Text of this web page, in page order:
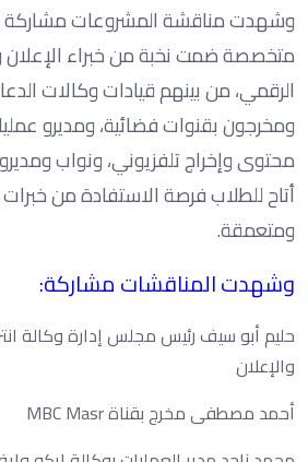
وشهدت مناقشة المشروعات مشاركة
متخصصة ضمت نخبة من خبراء الإعلان
الرقمي، من بينهم قيادات وكالات
ومخرجون بقنوات فضائية، ومديرو
محتوى وإخراج تلفزيوني، ونواب
أتاح للطلاب فرصة الاستفادة من
ومتعمقة.
وشهدت المناقشات مشاركة:
حليم أبو سيف رئيس مجلس إدارة وكالة
والإعلان
أحمد مصطفى مخرج بقناة MBC Masr